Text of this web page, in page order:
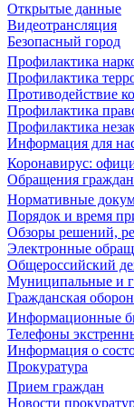
Открытые данные
Видеотрансляция
Безопасный город
Профилактика
Профилактика
Противодействие
Профилактика
Профилактика
Информация для
Коронавирус:
Обращения граждан
Нормативные
Порядок и время
Обзоры решений,
Электронные
Общероссийский
Муниципальные и
Гражданская
Информационные
Телефоны
Информация о
Прокуратура
Прием граждан
Новости